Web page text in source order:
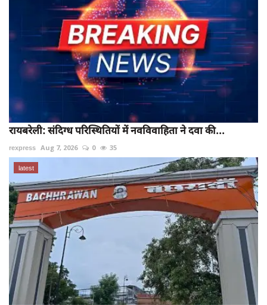
रायबरेली: संदिग्ध परिस्थितियों में नवविवाहिता ने दवा की...
rexpress Aug 7, 2026 0 35
latest